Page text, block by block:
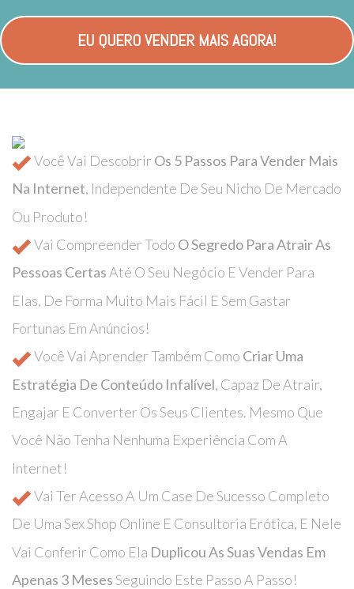
EU QUERO VENDER MAIS AGORA!
Você Vai Descobrir Os 5 Passos Para Vender Mais
Na Internet, Independente De Seu Nicho De Mercado
Ou Produto!
Vai Compreender Todo O Segredo Para Atrair As
Pessoas CertasAté O Seu Negócio E Vender Para
Elas, De Forma Muito Mais Fácil E Sem Gastar
Fortunas Em Anúncios!
Você Vai Aprender Também Como Criar Uma
Estratégia De Conteúdo Infalível, Capaz De Atrair,
Engajar E Converter Os Seus Clientes. Mesmo Que
Você Não Tenha Nenhuma Experiência Com A
Internet!
Vai Ter Acesso A Um Case De Sucesso Completo
De Uma Sex Shop Online E Consultoria Erótica, E Nele
Vai Conferir Como Ela Duplicou As Suas Vendas Em
Apenas 3 MesesSeguindo Este Passo A Passo!